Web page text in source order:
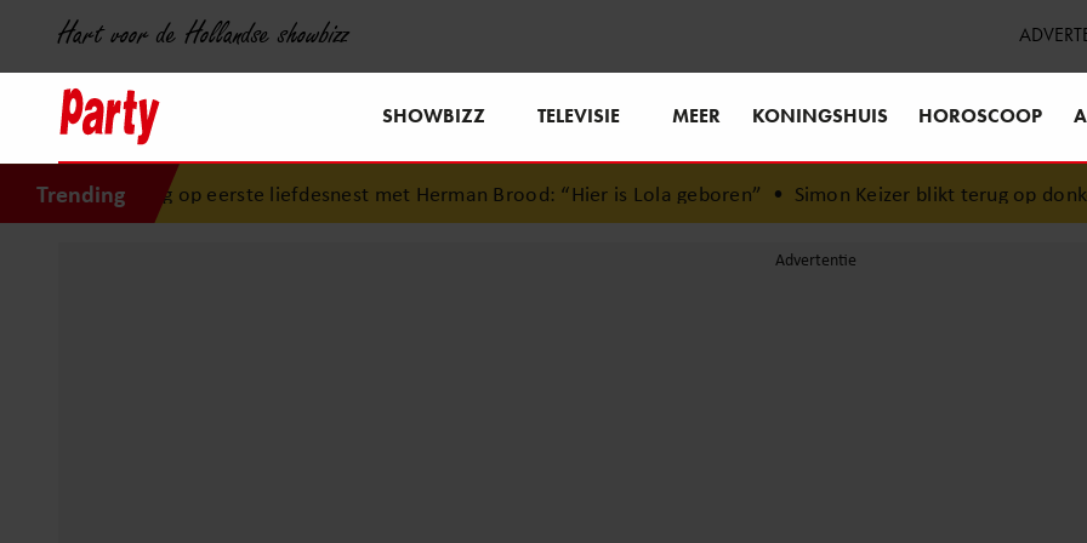
Hart voor de Hollandse showbizz
SHOWBIZZ TELEVISIE MEER KONINGSHUIS HOROSCOOP
Trending
op eerste liefdesnest met Herman Brood: “Hier is Lola geboren”•Simon Keizer blikt terug op donkere periode: